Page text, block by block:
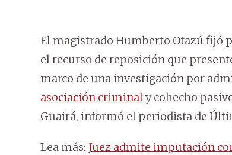
El magistrado Humberto Otazú fijó
el recurso de reposición que
marco de una investigación por
asociación criminaly cohecho
Guairá, informó el periodista de
Lea más: Juez admite imputación